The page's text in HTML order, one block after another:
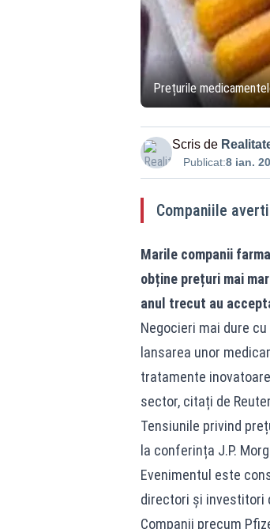
Prețurile
Scris de
Publicat:8 ian.
Companiile
Marile companii
obține prețuri mai
anul trecut au
Negocieri mai dure
lansarea unor
tratamente
sector, citați de
Tensiunile privind
la conferința J.P.
Evenimentul este
directori și investitori
Companii precum